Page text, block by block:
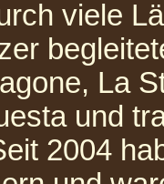
viele
La
und
2004